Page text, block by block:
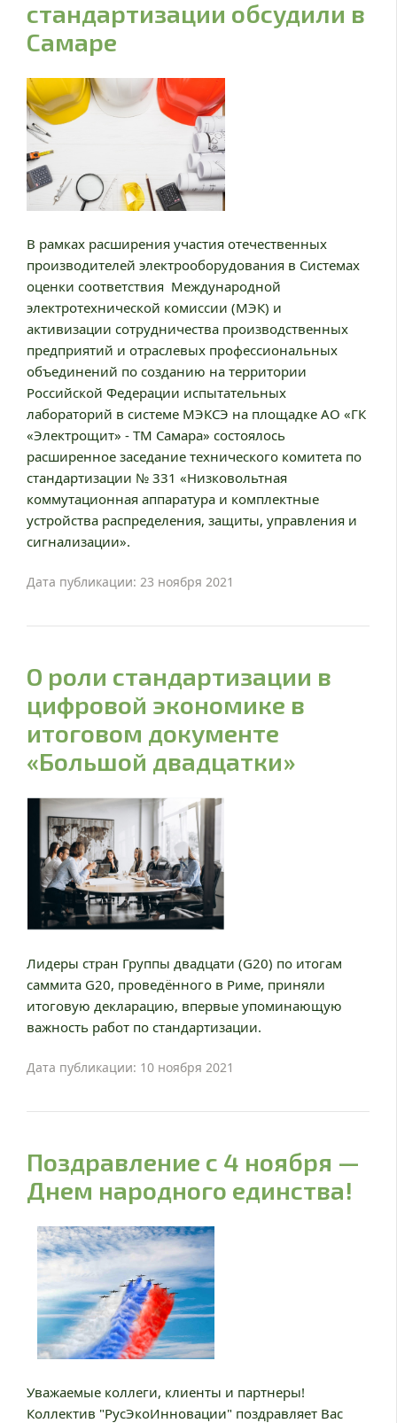
стандартизации обсудили в
Самаре
В рамках расширения участия отечественных
производителей электрооборудования в Системах
оценки соответствия Международной
электротехнической комиссии (МЭК) и
активизации сотрудничества производственных
предприятий и отраслевых профессиональных
объединений по созданию на территории
Российской Федерации испытательных
лабораторий в системе МЭКСЭ на площадке АО «ГК
«Электрощит» - ТМ Самара» состоялось
расширенное заседание технического комитета по
стандартизации № 331 «Низковольтная
коммутационная аппаратура и комплектные
устройства распределения, защиты, управления и
сигнализации».
Дата публикации: 23 ноября 2021
О роли стандартизации в
цифровой экономике в
итоговом документе
«Большой двадцатки»
Лидеры стран Группы двадцати (G20) по итогам
саммита G20, проведённого в Риме, приняли
итоговую декларацию, впервые упоминающую
важность работ по стандартизации.
Дата публикации: 10 ноября 2021
Поздравление с 4 ноября —
Днем народного единства!
Уважаемые коллеги, клиенты и партнеры!
Коллектив "РусЭкоИнновации" поздравляет Вас